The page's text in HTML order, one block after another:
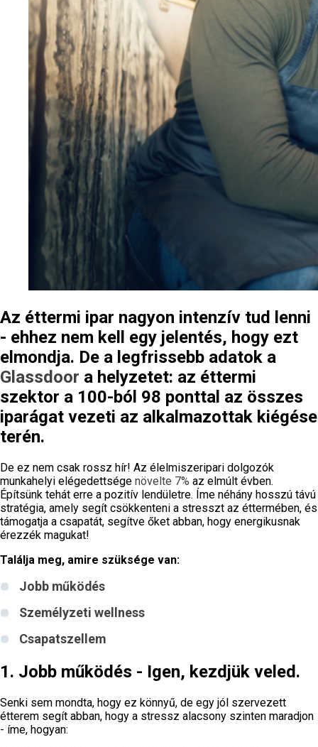
Az éttermi ipar nagyon intenzív tud lenni
- ehhez nem kell egy jelentés, hogy ezt
elmondja. De a legfrissebb adatok a
Glassdoor a helyzetet: az éttermi
szektor a 100-ból 98 ponttal az összes
iparágat vezeti az alkalmazottak kiégése
terén.
De ez nem csak rossz hír! Az élelmiszeripari dolgozók
munkahelyi elégedettsége növelte 7% az elmúlt évben.
Építsünk tehát erre a pozitív lendületre. Íme néhány hosszú távú
stratégia, amely segít csökkenteni a stresszt az éttermében, és
támogatja a csapatát, segítve őket abban, hogy energikusnak
érezzék magukat!
Találja meg, amire szüksége van:
Jobb működés
Személyzeti wellness
Csapatszellem
1. Jobb működés - Igen, kezdjük veled.
Senki sem mondta, hogy ez könnyű, de egy jól szervezett
étterem segít abban, hogy a stressz alacsony szinten maradjon
- íme, hogyan: